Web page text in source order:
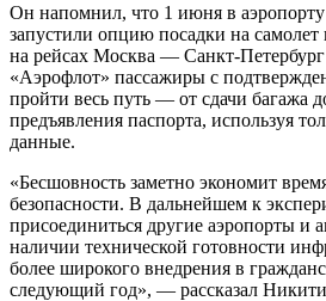
Он напомнил, что 1 июня в
запустили опцию посадки на
на рейсах Москва — Санкт-
«Аэрофлот» пассажиры с
пройти весь путь — от сдачи багажа
предъявления паспорта, используя
данные.
«Бесшовность заметно экономит
безопасности. В дальнейшем к
присоединиться другие аэропорты и
наличии технической готовности
более широкого внедрения в
следующий год», — рассказал